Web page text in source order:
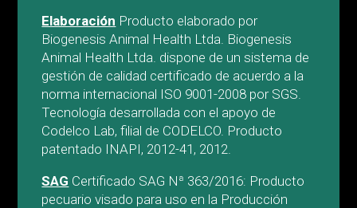
Elaboración Producto elaborado por
Biogenesis Animal Health Ltda. Biogenesis
Animal Health Ltda. dispone de un sistema de
gestión de calidad certificado de acuerdo a la
norma internacional ISO 9001-2008 por SGS.
Tecnología desarrollada con el apoyo de
Codelco Lab, filial de CODELCO. Producto
patentado INAPI, 2012-41, 2012.
SAG Certificado SAG Nª 363/2016: Producto
pecuario visado para uso en la Producción